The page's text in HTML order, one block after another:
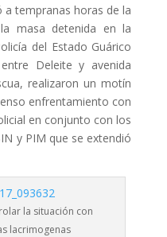
a tempranas horas de la
masa detenida en la
del Estado Guárico
Deleite y avenida
realizaron un motín
enfrentamiento con
en conjunto con los
y PIM que se extendió
la situación con
lacrimogenas